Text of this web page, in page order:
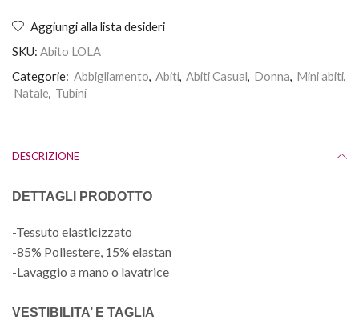
Aggiungi alla lista desideri
SKU: Abito LOLA
Categorie: Abbigliamento, Abiti, Abiti Casual, Donna, Mini abiti,
Natale, Tubini
DESCRIZIONE
DETTAGLI PRODOTTO
-Tessuto elasticizzato
-85% Poliestere, 15% elastan
-Lavaggio a mano o lavatrice
VESTIBILITA’ E TAGLIA